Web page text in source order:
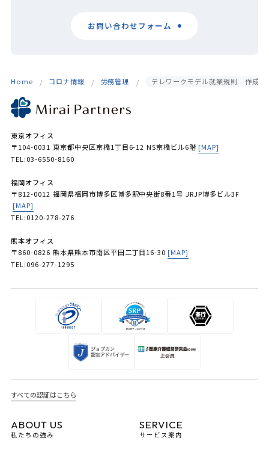
お問い合わせフォーム
Home コロナ情報 労務管理 テレワークモデル就業規則 作成と
東京オフィス
〒104-0031 東京都中央区京橋1丁目6-12 NS京橋ビル6階 [MAP]
TEL:03-6550-8160
福岡オフィス
〒812-0012 福岡県福岡市博多区博多駅中央街8番1号 JRJP博多ビル3F
[MAP]
TEL:0120-278-276
熊本オフィス
〒860-0826 熊本県熊本市南区平田二丁目16-30 [MAP]
TEL:096-277-1295
すべての認証はこちら
ABOUT US
私たちの強み
SERVICE
サービス案内